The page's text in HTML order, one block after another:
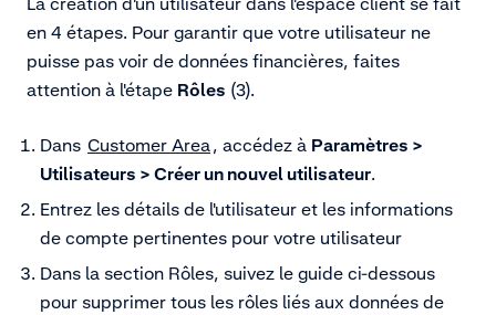
en 4 étapes. Pour garantir que votre utilisateur ne
puisse pas voir de données financières, faites
attention à l'étape Rôles (3).
Dans Customer Area, accédez à Paramètres >
Utilisateurs > Créer un nouvel utilisateur.
Entrez les détails de l'utilisateur et les informations
de compte pertinentes pour votre utilisateur
Dans la section Rôles, suivez le guide ci-dessous
pour supprimer tous les rôles liés aux données de